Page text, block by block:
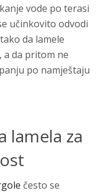
vode po terasi
učinkovito odvodi
da lamele
a da pritom ne
po namještaju
lamela za
često se